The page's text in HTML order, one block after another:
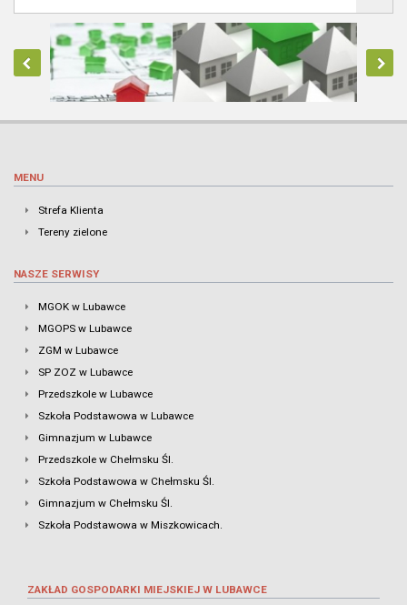
MENU
Strefa Klienta
Tereny zielone
NASZE SERWISY
MGOK w Lubawce
MGOPS w Lubawce
ZGM w Lubawce
SP ZOZ w Lubawce
Przedszkole w Lubawce
Szkoła Podstawowa w Lubawce
Gimnazjum w Lubawce
Przedszkole w Chełmsku Śl.
Szkoła Podstawowa w Chełmsku Śl.
Gimnazjum w Chełmsku Śl.
Szkoła Podstawowa w Miszkowicach.
ZAKŁAD GOSPODARKI MIEJSKIEJ W LUBAWCE